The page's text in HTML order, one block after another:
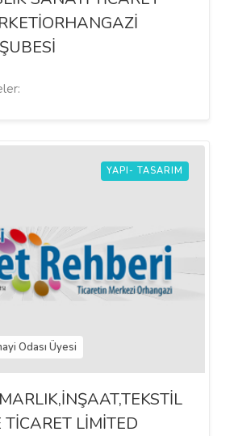
YAPI- TASARIM
Odası Üyesi
LİMİTED